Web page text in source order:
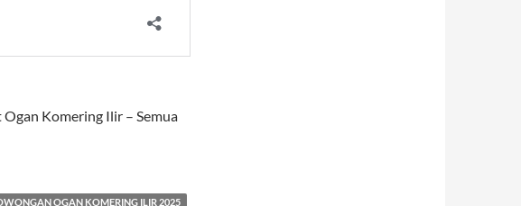
Komering Ilir – Semua
OGAN KOMERING ILIR 2025